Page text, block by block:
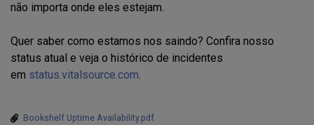
não importa onde eles estejam.
Quer saber como estamos nos saindo? Confira nosso
status atual e veja o histórico de incidentes
em status.vitalsource.com.
Bookshelf Uptime Availability.pdf